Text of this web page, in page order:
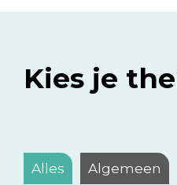
Kies je
Alles Algemeen